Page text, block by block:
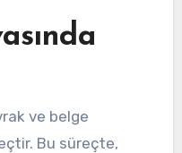
ve belge
Bu süreçte,